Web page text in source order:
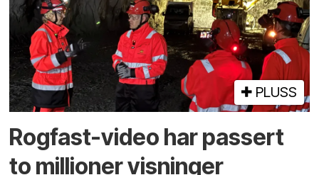
PLUSS
Rogfast-video har passert
to millioner visninger